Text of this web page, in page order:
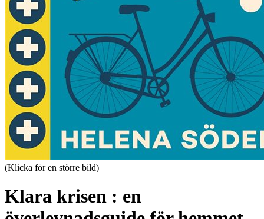
(Klicka för en större bild)
Klara krisen : en